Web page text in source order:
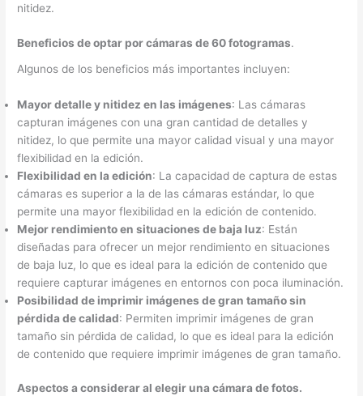
nitidez.
Beneficios de optar por cámaras de 60 fotogramas.
Algunos de los beneficios más importantes incluyen:
Mayor detalle y nitidez en las imágenes: Las cámaras
capturan imágenes con una gran cantidad de detalles y
nitidez, lo que permite una mayor calidad visual y una mayor
flexibilidad en la edición.
Flexibilidad en la edición: La capacidad de captura de estas
cámaras es superior a la de las cámaras estándar, lo que
permite una mayor flexibilidad en la edición de contenido.
Mejor rendimiento en situaciones de baja luz: Están
diseñadas para ofrecer un mejor rendimiento en situaciones
de baja luz, lo que es ideal para la edición de contenido que
requiere capturar imágenes en entornos con poca iluminación.
Posibilidad de imprimir imágenes de gran tamaño sin
pérdida de calidad: Permiten imprimir imágenes de gran
tamaño sin pérdida de calidad, lo que es ideal para la edición
de contenido que requiere imprimir imágenes de gran tamaño.
Aspectos a considerar al elegir una cámara de fotos.